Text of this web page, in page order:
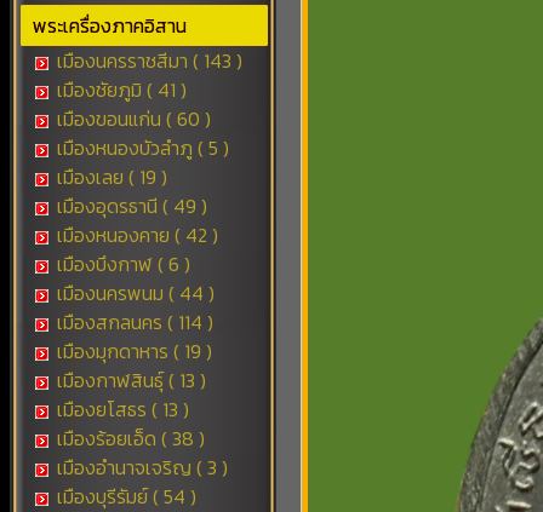
พระเครื่องภาคอิสาน
เมืองนครราชสีมา ( 143 )
เมืองชัยภูมิ ( 41 )
เมืองขอนแก่น ( 60 )
เมืองหนองบัวลำภู ( 5 )
เมืองเลย ( 19 )
เมืองอุดรธานี ( 49 )
เมืองหนองคาย ( 42 )
เมืองบึงกาฬ ( 6 )
เมืองนครพนม ( 44 )
เมืองสกลนคร ( 114 )
เมืองมุกดาหาร ( 19 )
เมืองกาฬสินธุ์ ( 13 )
เมืองยโสธร ( 13 )
เมืองร้อยเอ็ด ( 38 )
เมืองอำนาจเจริญ ( 3 )
เมืองบุรีรัมย์ ( 54 )